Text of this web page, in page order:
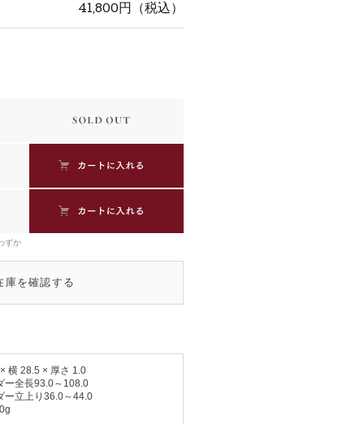
41,800円（税込）
ずか
庫を確認する
横 28.5 × 厚さ 1.0
ー全長93.0～108.0
ー立上り36.0～44.0